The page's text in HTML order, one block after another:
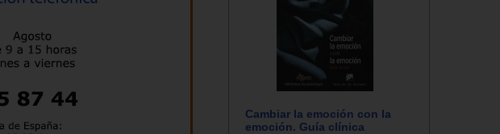
Cambiar la emoción con la
emoción. Guía clínica